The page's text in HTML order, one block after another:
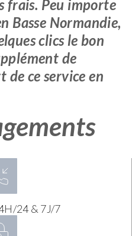
frais. Peu importe
Basse Normandie,
clics le bon
de
ce service en
24 & 7J/7